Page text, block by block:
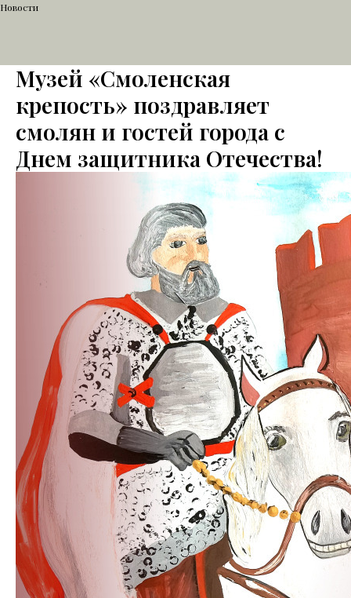
Новости
Музей «Смоленская
крепость» поздравляет
смолян и гостей города с
Днем защитника Отечества!